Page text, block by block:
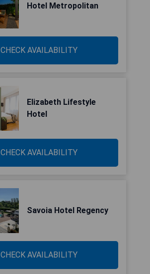
Hotel Metropolitan
CHECK AVAILABILITY
Elizabeth Lifestyle
Hotel
CHECK AVAILABILITY
Savoia Hotel Regency
CHECK AVAILABILITY